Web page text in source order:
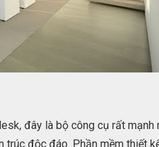
đây là bộ công cụ rất mạnh
độc đáo. Phần mềm thiết